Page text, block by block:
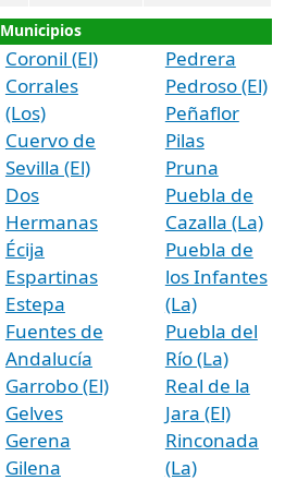
Municipios
Coronil (El)
Corrales
(Los)
Cuervo de
Sevilla (El)
Dos
Hermanas
Écija
Espartinas
Estepa
Fuentes de
Andalucía
Garrobo (El)
Gelves
Gerena
Gilena
Pedrera
Pedroso (El)
Peñaflor
Pilas
Pruna
Puebla de
Cazalla (La)
Puebla de
los Infantes
(La)
Puebla del
Río (La)
Real de la
Jara (El)
Rinconada
(La)